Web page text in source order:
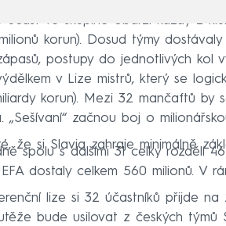
účast ve skupině obdrží každý z
korun). Dosud týmy
postupy do jednotlivých kol
v Lize mistrů, který se
korun). Mezi 32 mančaftů by
„Sešívaní“ začnou boj o
že si Slavia zahraje minimálně
spolu s dalšími 31 celky rozdělí
dostaly celkem 560 milionů. V
lize si 32 účastníků přijde
bude usilovat z českých týmů